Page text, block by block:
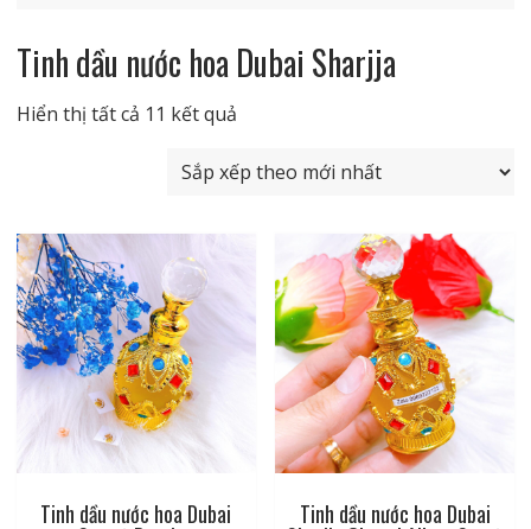
Tinh dầu nước hoa Dubai Sharjja
Hiển thị tất cả 11 kết quảĐã
xếp
Tinh dầu nước hoa Dubai Tinh dầu nước hoa Dubai